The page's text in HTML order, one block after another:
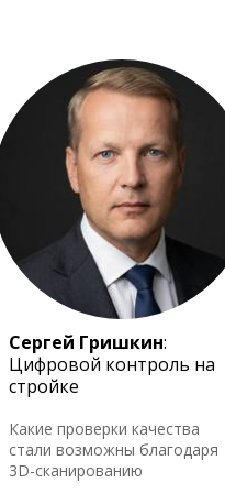
Сергей Гришкин:
Цифровой контроль на
стройке
Какие проверки качества
стали возможны благодаря
3D-сканированию